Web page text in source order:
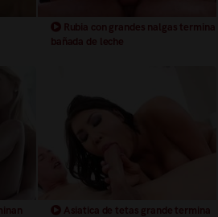
Rubia con grandes nalgas termina
bañada de leche
Asiatica de tetas grande termina